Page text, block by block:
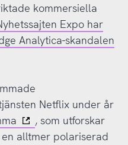
kommersiella
Expo har
Analytica-skandalen
Netflix under år
, som utforskar
alltmer polariserad